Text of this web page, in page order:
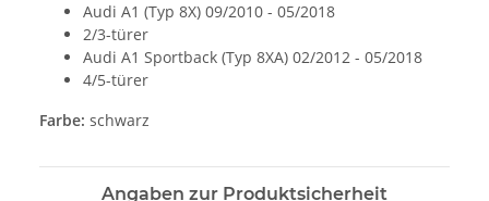
Audi A1 (Typ 8X) 09/2010 - 05/2018
2/3-türer
Audi A1 Sportback (Typ 8XA) 02/2012 - 05/2018
4/5-türer
Farbe: schwarz
Angaben zur Produktsicherheit